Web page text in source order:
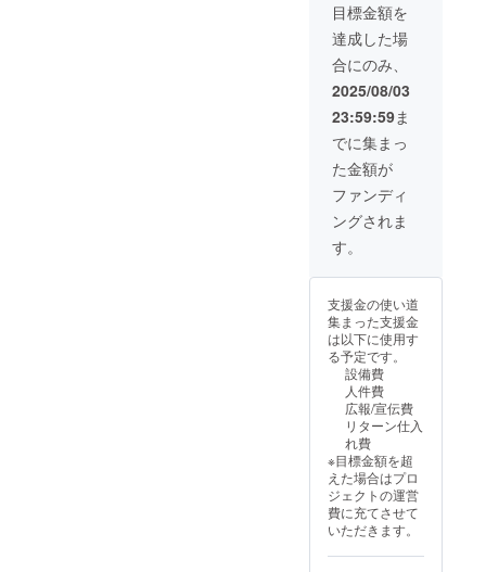
プ 1点
・刺繍
ハンカ
チ 1点
・記念
カー
ド 1点
●色紙イ
ラスト
はイ
メージ
画像に
なりま
考欄
紙に入
れる宛
名をご
記入く
ださ
い。 ●
宛名の
必要が
合は
「宛名
不要」
とご記
入くだ
さい。
目標金額を
達成した場
合にのみ、
2025/08/03
23:59:59ま
でに集まっ
た金額が
ファンディ
ングされま
す。
支援金の使い道
集まった支援金
は以下に使用す
る予定です。
設備費
人件費
広報/宣伝費
リターン仕入
れ費
※目標金額を超
えた場合はプロ
ジェクトの運営
費に充てさせて
いただきます。